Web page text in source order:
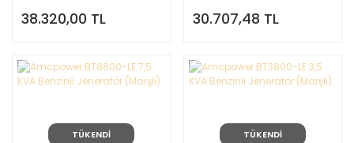
38.320,00 TL 30.707,48 TL
TÜKENDİ TÜKENDİ